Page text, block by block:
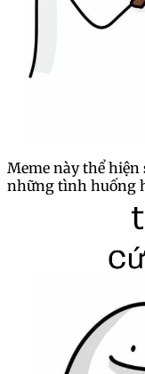
Meme này thể
những tình huống